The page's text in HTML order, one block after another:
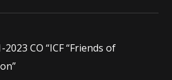
2023CO “ICF “Friends of